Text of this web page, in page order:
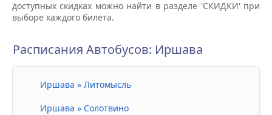
доступных скидках можно найти в разделе 'СКИДКИ' при
выборе каждого билета.
Расписания Автобусов: Иршава
Иршава » Литомысль
Иршава » Солотвино